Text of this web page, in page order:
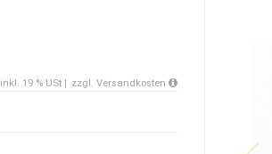
inkl. 19 % USt | zzgl. Versandkosten